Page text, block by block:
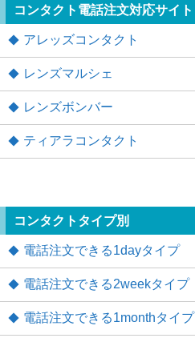
コンタクト電話注文対応サイト
アレッズコンタクト
レンズマルシェ
レンズボンバー
ティアラコンタクト
コンタクトタイプ別
電話注文できる1dayタイプ
電話注文できる2weekタイプ
電話注文できる1monthタイプ